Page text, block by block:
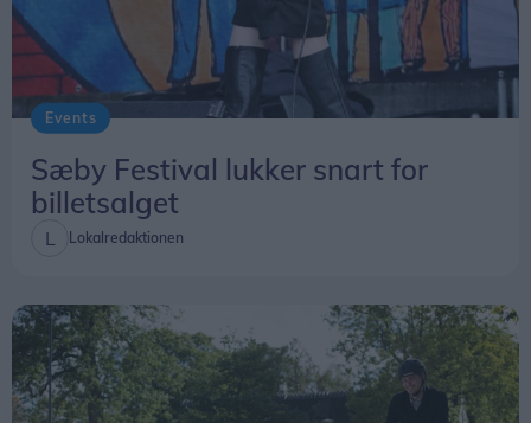
Events
Sæby Festival lukker snart for
billetsalget
Lokalredaktionen